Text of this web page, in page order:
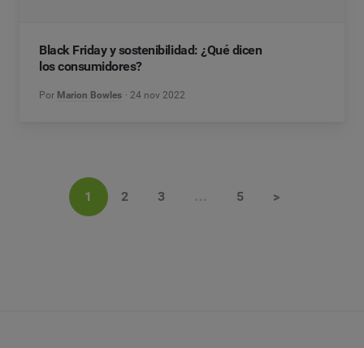
Black Friday y sostenibilidad: ¿Qué dicen
los consumidores?
Por Marion Bowles 24 nov 2022
1 2 3 … 5 >